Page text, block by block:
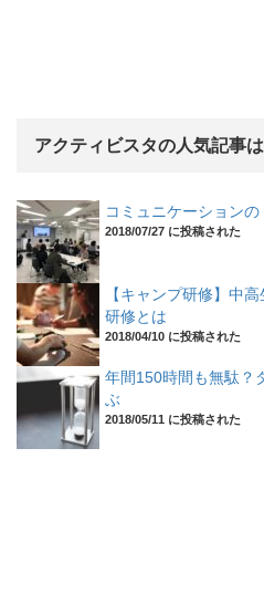
アクティビスタの人気記事
コミュニケーション
2018/07/27 に投稿された
【キャンプ研修】中
研修とは
2018/04/10 に投稿された
年間150時間も無駄？
ぶ
2018/05/11 に投稿された